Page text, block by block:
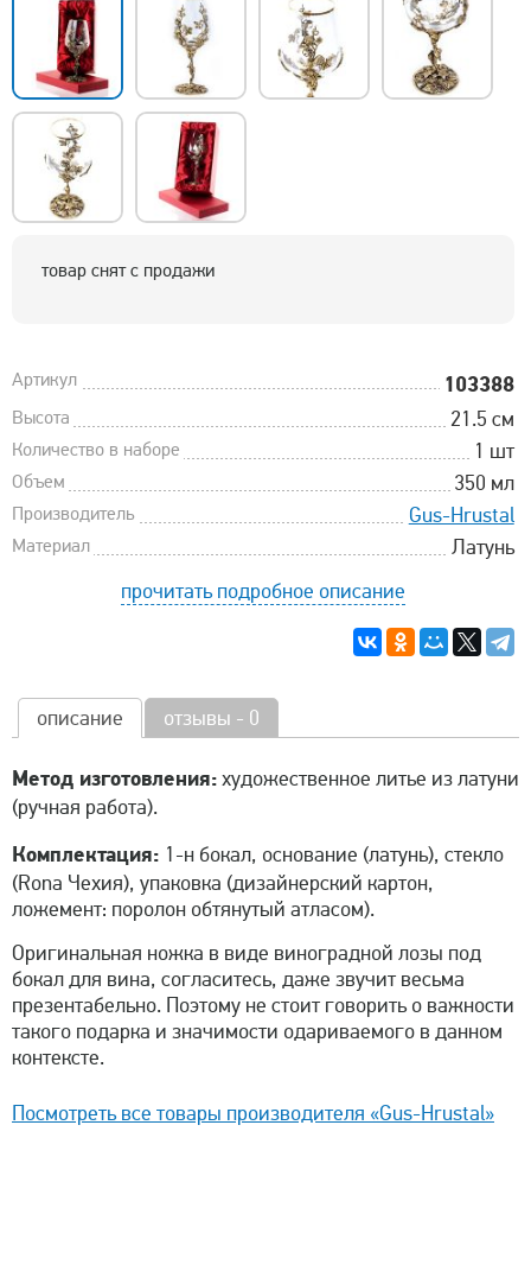
товар снят с продажи
Артикул 103388
Высота 21.5 см
Количество в наборе 1 шт
Объем 350 мл
Производитель Gus-Hrustal
Материал
Латунь
прочитать подробное описание
описание отзывы - 0
Метод изготовления:художественное литье из латуни
(ручная работа).
Комплектация: 1-н бокал, основание (латунь), стекло
(Rona Чехия), упаковка (дизайнерский картон,
ложемент: поролон обтянутый атласом).
Оригинальная ножка в виде виноградной лозы под
бокал для вина, согласитесь, даже звучит весьма
презентабельно. Поэтому не стоит говорить о важности
такого подарка и значимости одариваемого в данном
контексте.
Посмотреть все товары производителя «Gus-Hrustal»